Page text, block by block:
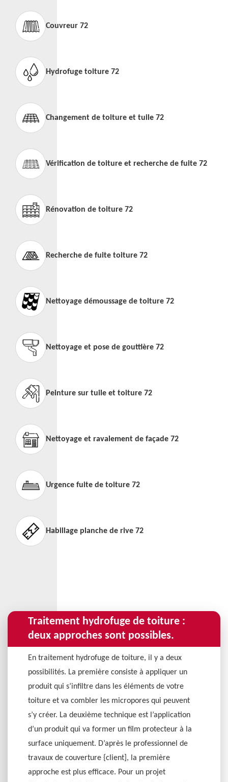
Couvreur 72
Hydrofuge toiture 72
Changement de toiture et tuile 72
Vérification de toiture et recherche de fuite 72
Rénovation de toiture 72
Recherche de fuite toiture 72
Nettoyage démoussage de toiture 72
Nettoyage et pose de gouttière 72
Peinture sur tuile et toiture 72
Nettoyage et ravalement de façade 72
Urgence fuite de toiture 72
Habillage planche de rive 72
Traitement hydrofuge de toiture :
deux approches sont possibles.
En traitement hydrofuge de toiture, il y a deux
possibilités. La première consiste à appliquer un
produit qui s’infiltre dans les éléments de votre
toiture et va combler les micropores qui peuvent
s’y créer. La deuxième technique est l’application
d’un produit qui va former un film protecteur à la
surface uniquement. D’après le professionnel de
travaux de couverture {client], la première
approche est plus efficace. Pour un projet